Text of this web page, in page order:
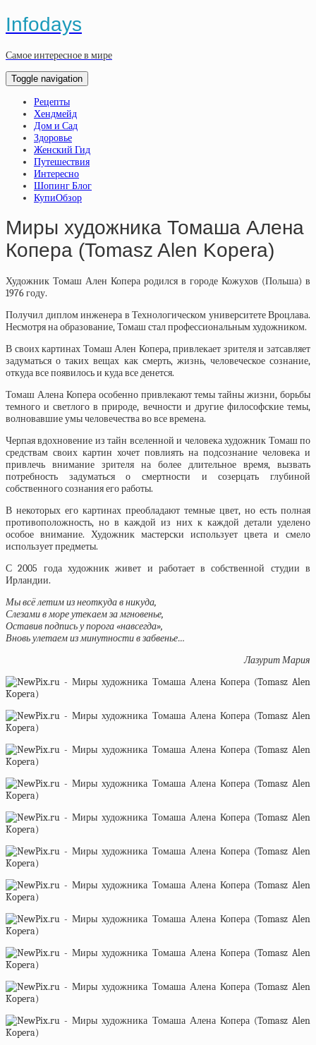
Infodays
Самое интересное в мире
Toggle navigation
Рецепты
Хендмейд
Дом и Сад
Здоровье
Женский Гид
Путешествия
Интересно
Шопинг Блог
КупиОбзор
Миры художника Томаша Алена
Копера (Tomasz Alen Kopera)
Художник Томаш Ален Копера родился в городе Кожухов (Польша) в
1976 году.
Получил диплом инженера в Технологическом университете Вроцлава.
Несмотря на образование, Томаш стал профессиональным художником.
В своих картинах Томаш Ален Копера, привлекает зрителя и затсавляет
задуматься о таких вещах как смерть, жизнь, человеческое сознание,
откуда все появилось и куда все денется.
Томаш Алена Копера особенно привлекают темы тайны жизни, борьбы
темного и светлого в природе, вечности и другие философские темы,
волновавшие умы человечества во все времена.
Черпая вдохновение из тайн вселенной и человека художник Томаш по
средствам своих картин хочет повлиять на подсознание человека и
привлечь внимание зрителя на более длительное время, вызвать
потребность задуматься о смертности и созерцать глубиной
собственного сознания его работы.
В некоторых его картинах преобладают темные цвет, но есть полная
противоположность, но в каждой из них к каждой детали уделено
особое внимание. Художник мастерски использует цвета и смело
использует предметы.
С 2005 года художник живет и работает в собственной студии в
Ирландии.
Мы всё летим из неоткуда в никуда,
Слезами в море утекаем за мгновенье,
Оставив подпись у порога «навсегда»,
Вновь улетаем из минутности в забвенье…
Лазурит Мария